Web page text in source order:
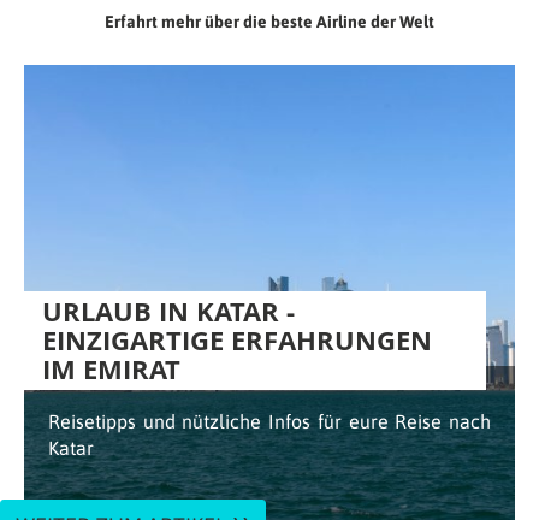
Erfahrt mehr über die beste Airline der Welt
URLAUB IN KATAR -
EINZIGARTIGE ERFAHRUNGEN
IM EMIRAT
Reisetipps und nützliche Infos für eure Reise nach
Katar